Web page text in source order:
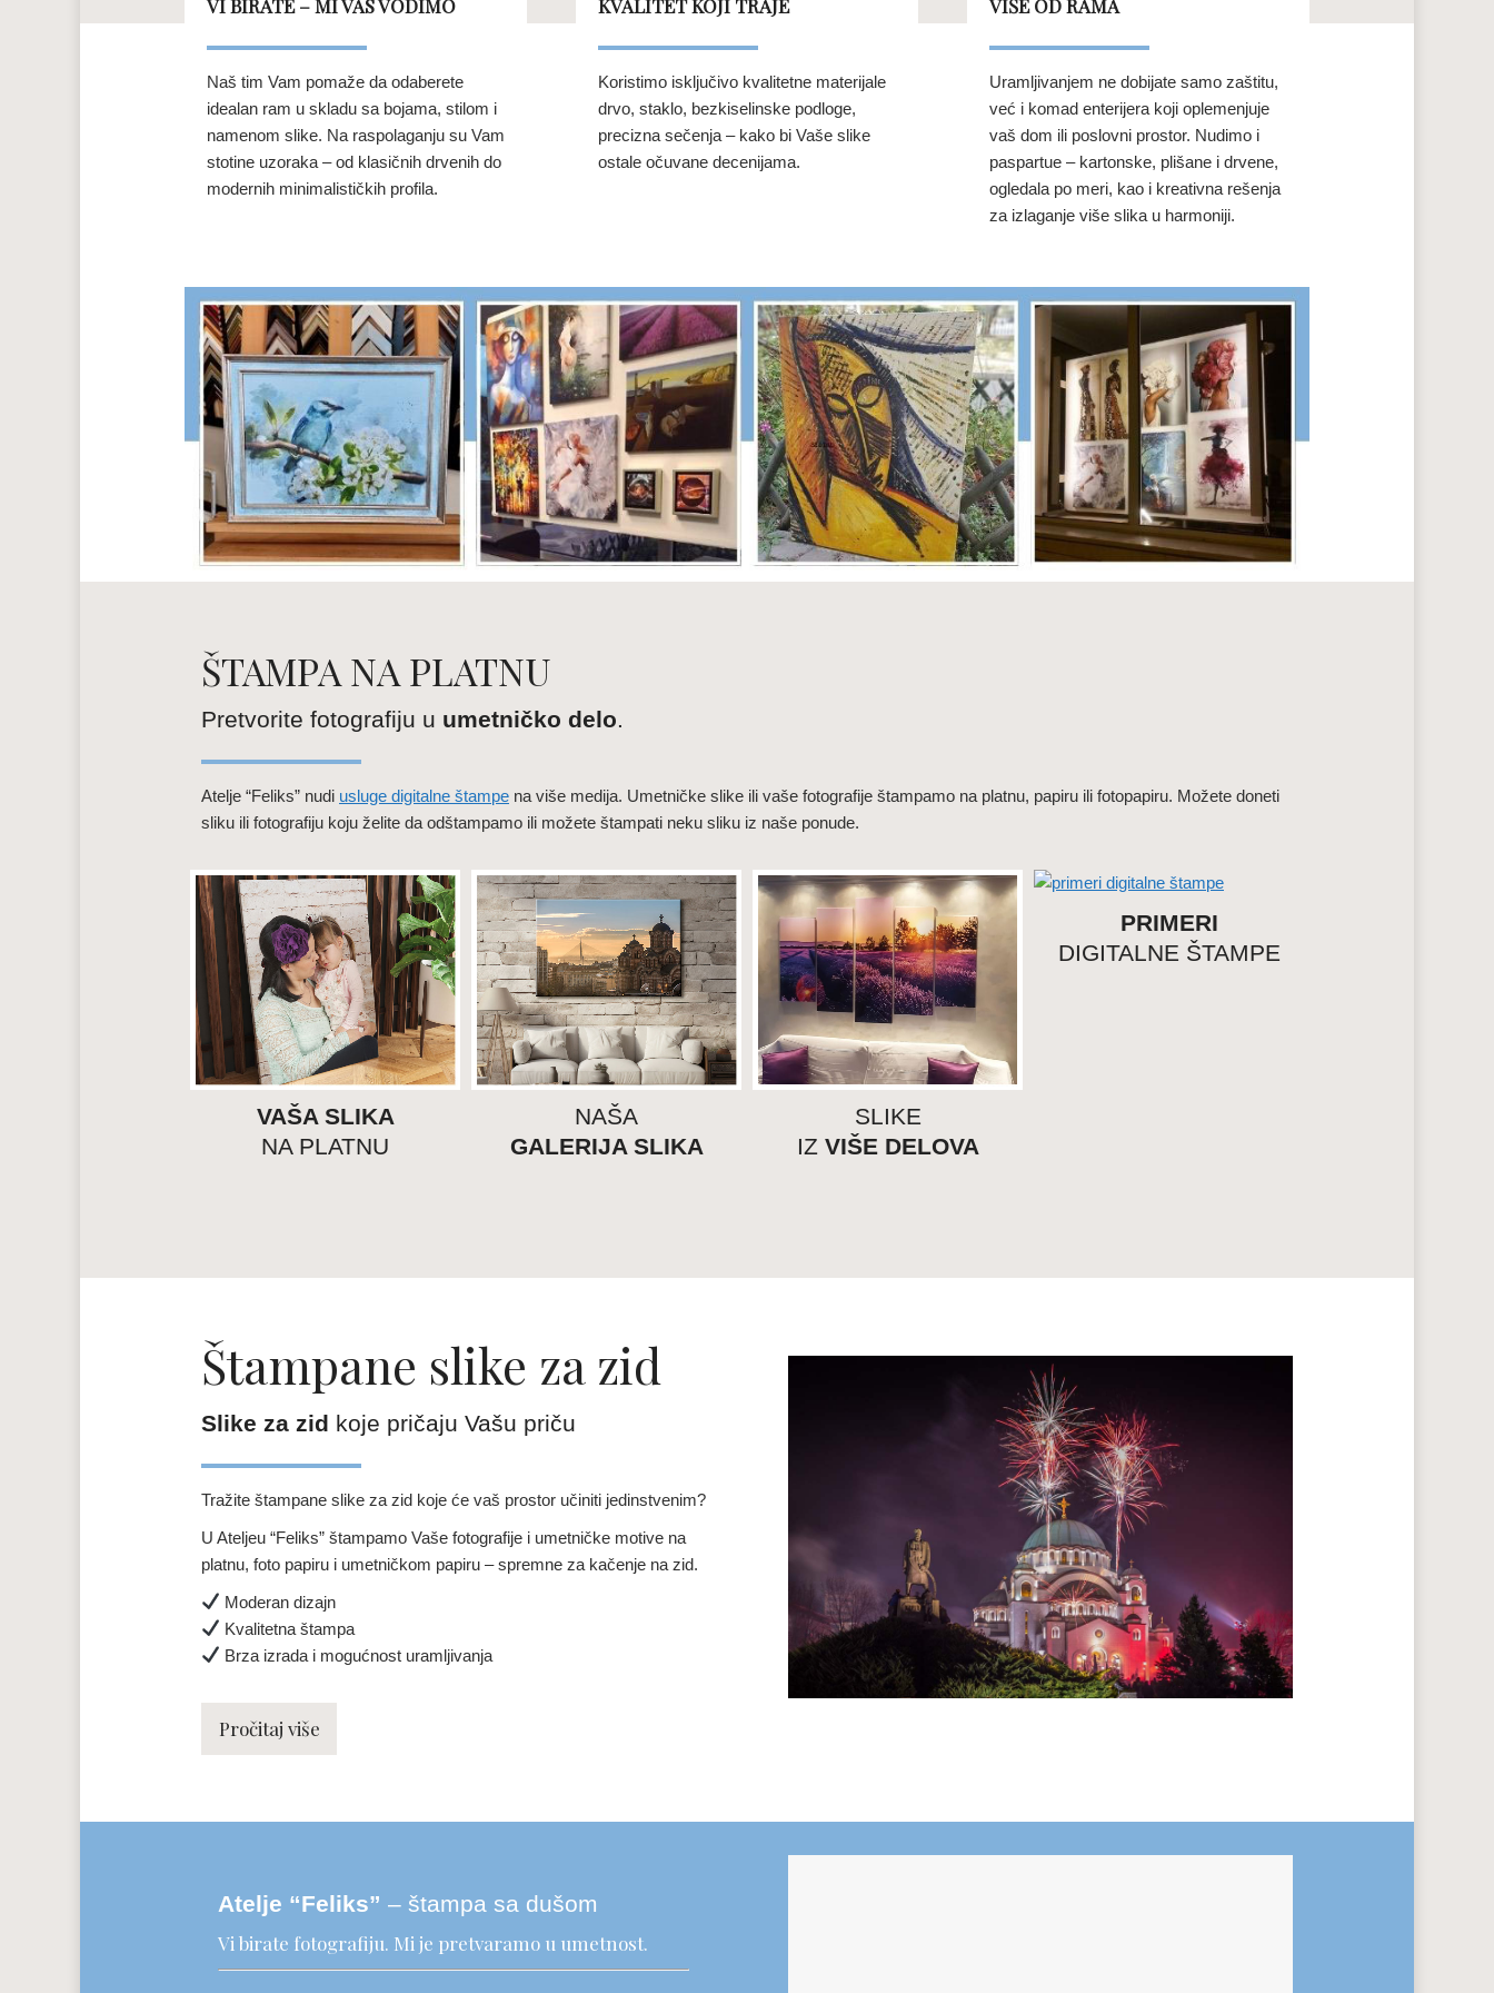
VI BIRATE – MI VAS VODIMO
Naš tim Vam pomaže da odaberete
idealan ram u skladu sa bojama, stilom i
namenom slike. Na raspolaganju su Vam
stotine uzoraka – od klasičnih drvenih do
modernih minimalističkih profila.
KVALITET KOJI TRAJE
Koristimo isključivo kvalitetne materijale
drvo, staklo, bezkiselinske podloge,
precizna sečenja – kako bi Vaše slike
ostale očuvane decenijama.
VIŠE OD RAMA
Uramljivanjem ne dobijate samo zaštitu,
već i komad enterijera koji oplemenjuje
vaš dom ili poslovni prostor. Nudimo i
paspartue – kartonske, plišane i drvene,
ogledala po meri, kao i kreativna rešenja
za izlaganje više slika u harmoniji.
ŠTAMPA NA PLATNU
Pretvorite fotografiju u umetničko delo.
Atelje “Feliks” nudi usluge digitalne štampe na više medija. Umetničke slike ili vaše fotografije štampamo na platnu, papiru ili fotopapiru. Možete doneti
sliku ili fotografiju koju želite da odštampamo ili možete štampati neku sliku iz naše ponude.
VAŠA SLIKA
NA PLATNU
NAŠA
GALERIJA SLIKA
SLIKE
IZ VIŠE DELOVA
PRIMERI
DIGITALNE ŠTAMPE
Štampane slike za zid
Slike za zid koje pričaju Vašu priču
Tražite štampane slike za zid koje će vaš prostor učiniti jedinstvenim?
U Ateljeu “Feliks” štampamo Vaše fotografije i umetničke motive na
platnu, foto papiru i umetničkom papiru – spremne za kačenje na zid.
Moderan dizajn
Kvalitetna štampa
Brza izrada i mogućnost uramljivanja
Pročitaj više
Atelje “Feliks” – štampa sa dušom
Vi birate fotografiju. Mi je pretvaramo u umetnost.